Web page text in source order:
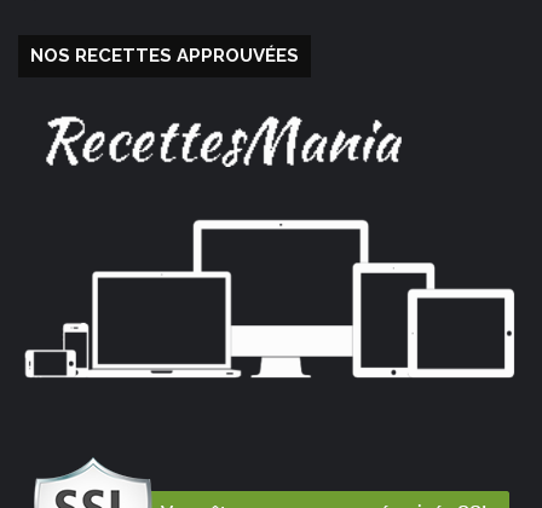
NOS RECETTES APPROUVÉES